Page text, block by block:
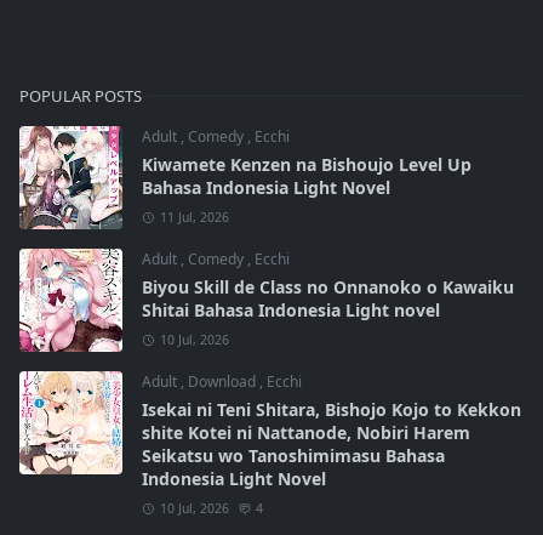
POPULAR POSTS
Adult , Comedy , Ecchi
Kiwamete Kenzen na Bishoujo Level Up
Bahasa Indonesia Light Novel
11 Jul, 2026
Adult , Comedy , Ecchi
Biyou Skill de Class no Onnanoko o Kawaiku
Shitai Bahasa Indonesia Light novel
10 Jul, 2026
Adult , Download , Ecchi
Isekai ni Teni Shitara, Bishojo Kojo to Kekkon
shite Kotei ni Nattanode, Nobiri Harem
Seikatsu wo Tanoshimimasu Bahasa
Indonesia Light Novel
10 Jul, 2026 4